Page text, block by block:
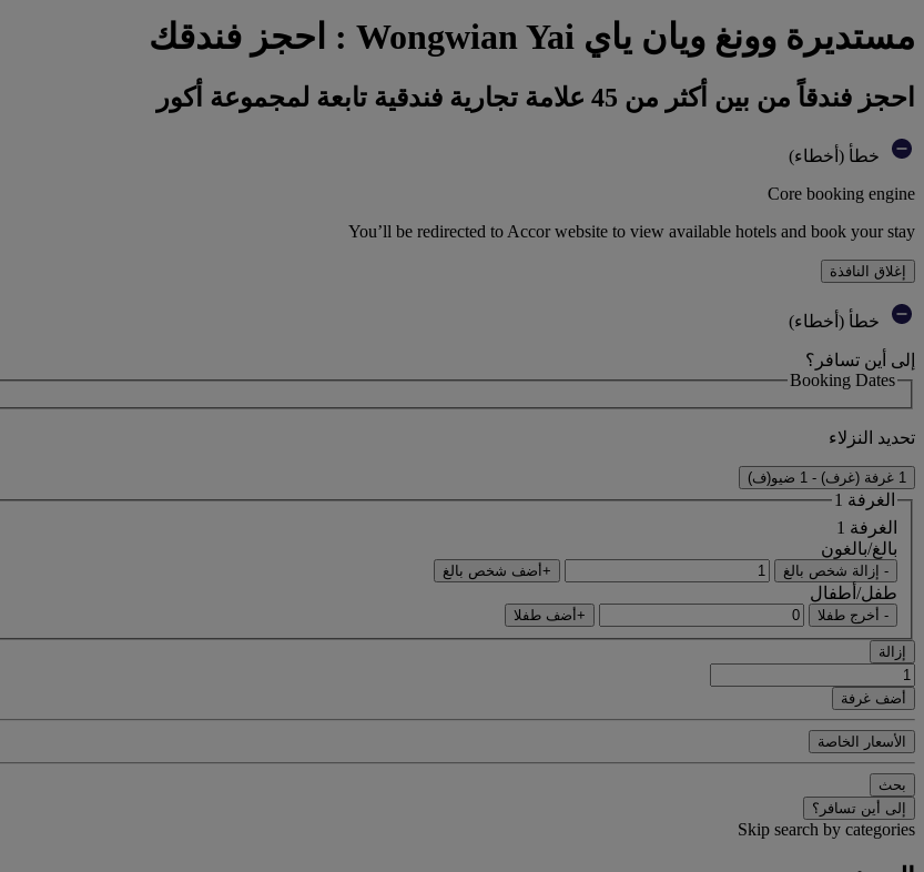
مستديرة وونغ ويان ياي Wongwian Yai : احجز فندقك
احجز فندقاً من بين أكثر من 45 علامة تجارية فندقية تابعة لمجموعة أكور
خطأ (أخطاء)
Core booking engine
You’ll be redirected to Accor website to view available hotels and book your stay
إغلاق النافذة
خطأ (أخطاء)
إلى أين تسافر؟
Booking Dates
تحديد النزلاء
1 غرفة (غرف) - 1 ضيو(ف)
الغرفة 1
الغرفة 1
بالغ/بالغون
- إزالة شخص بالغ +أضف شخص بالغ
طفل/أطفال
- أخرج طفلا +أضف طفلا
إزالة
أضف غرفة
الأسعار الخاصة
بحث
إلى أين تسافر؟
Skip search by categories